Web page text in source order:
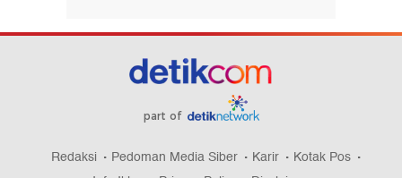
part of
Redaksi Pedoman Media Siber Karir
Kotak Pos